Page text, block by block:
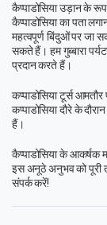
कैप्पाडोसिया उड़ान के
कैप्पाडोसिया का पता
महत्वपूर्ण बिंदुओं पर जा
सकते हैं। हम गुब्बारा
प्रदान करते हैं।
कप्पाडोसिया टूर्स
कप्पाडोसिया दौरे के
हैं।
कैप्पाडोसिया के आकर्षक
इस अनूठे अनुभव को पूरी
संपर्क करें!